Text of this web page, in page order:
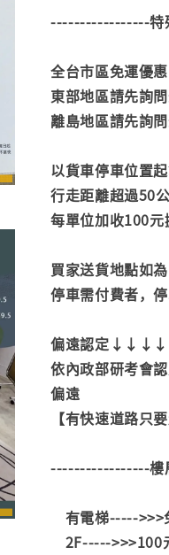
-----------------特
全台市區免運優
東部地區請先詢
離島地區請先詢
以貨車停車位置
行走距離超過50
每單位加收100元
買家送貨地點如
停車需付費者，
偏遠認定
依內政部研考會
偏遠
【有快速道路只
-----------------樓
有電梯----->>>
2F----->>>100